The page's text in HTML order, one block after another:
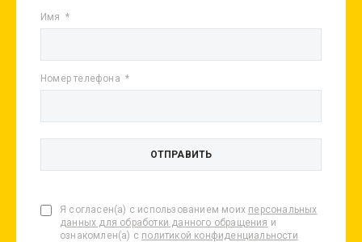
Имя
Номер телефона
Я согласен(а) с использованием моих персональных
данных для обработки данного обращения и
ознакомлен(а) с политикой конфиденциальности